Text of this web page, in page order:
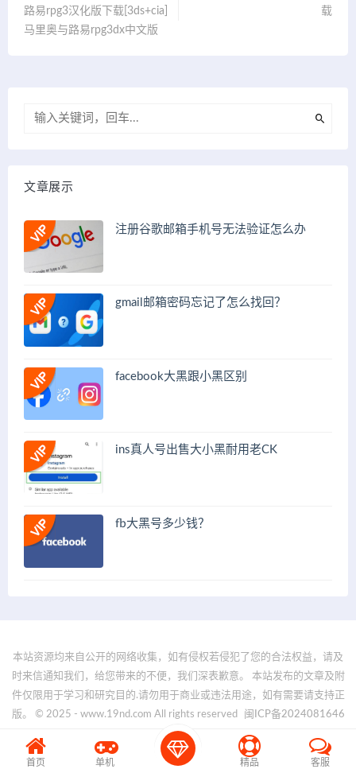
路易rpg3汉化版下载[3ds+cia]
马里奥与路易rpg3dx中文版
载
文章展示
注册谷歌邮箱手机号无法验证怎么办
gmail邮箱密码忘记了怎么找回？
facebook大黑跟小黑区别
ins真人号出售大小黑耐用老CK
fb大黑号多少钱？
本站资源均来自公开的网络收集，如有侵权若侵犯了您的合法权益，请及
时来信通知我们，给您带来的不便，我们深表歉意。 本站发布的文章及附
件仅限用于学习和研究目的.请勿用于商业或违法用途，如有需要请支持正
版。 © 2025 - www.19nd.com All rights reserved
闽ICP备2024081646
号-1
首页 单机 精品 客服